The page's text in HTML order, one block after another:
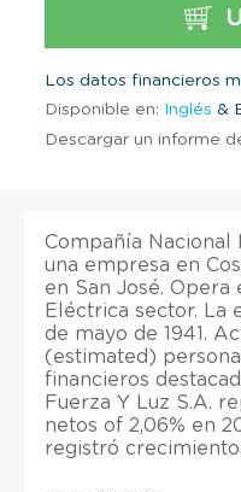
Los datos financieros
Disponible en: Inglés &
Descargar un informe
Compañía Nacional
una empresa en
en San José. Opera
Eléctrica sector. La
de mayo de 1941.
(estimated)
financieros
Fuerza Y Luz S.A.
netos of 2,06% en
registró crecimiento